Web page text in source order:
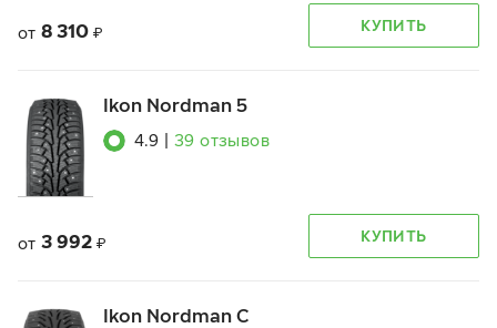
от 8 310 ₽ КУПИТЬ
Ikon Nordman 5
4.9 39 отзывов
от 3 992 ₽ КУПИТЬ
Ikon Nordman C